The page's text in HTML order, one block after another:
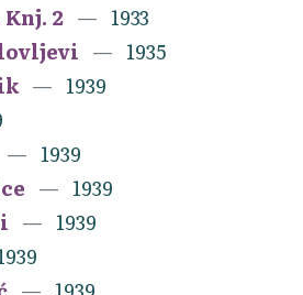
2
1933
1935
1939
1939
1939
1939